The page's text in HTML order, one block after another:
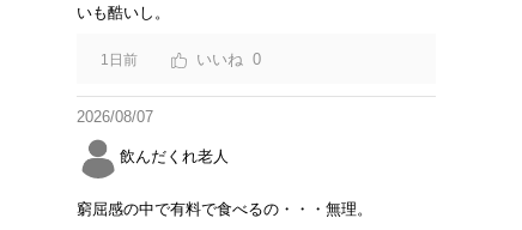
いも酷いし。
1日前 0
2026/08/07
飲んだくれ老人
窮屈感の中で有料で食べるの・・・無理。